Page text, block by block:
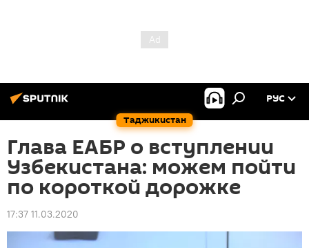
Таджикистан
РУС
Глава ЕАБР о вступлении
Узбекистана: можем пойти
по короткой дорожке
17:37 11.03.2020